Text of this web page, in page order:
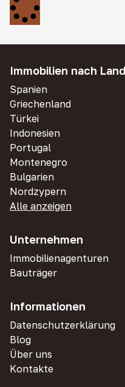
Immobilien nach Land
Spanien
Griechenland
Türkei
Indonesien
Portugal
Montenegro
Bulgarien
Nordzypern
Alle anzeigen
Unternehmen
Immobilienagenturen
Bauträger
Informationen
Datenschutzerklärung
Blog
Über uns
Kontakte